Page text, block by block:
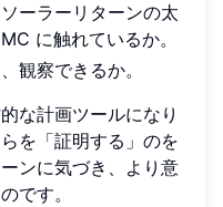
ーラーリターンの太
に触れているか。
観察できるか。
な計画ツールになり
を「証明する」のを
ンに気づき、より意
です。